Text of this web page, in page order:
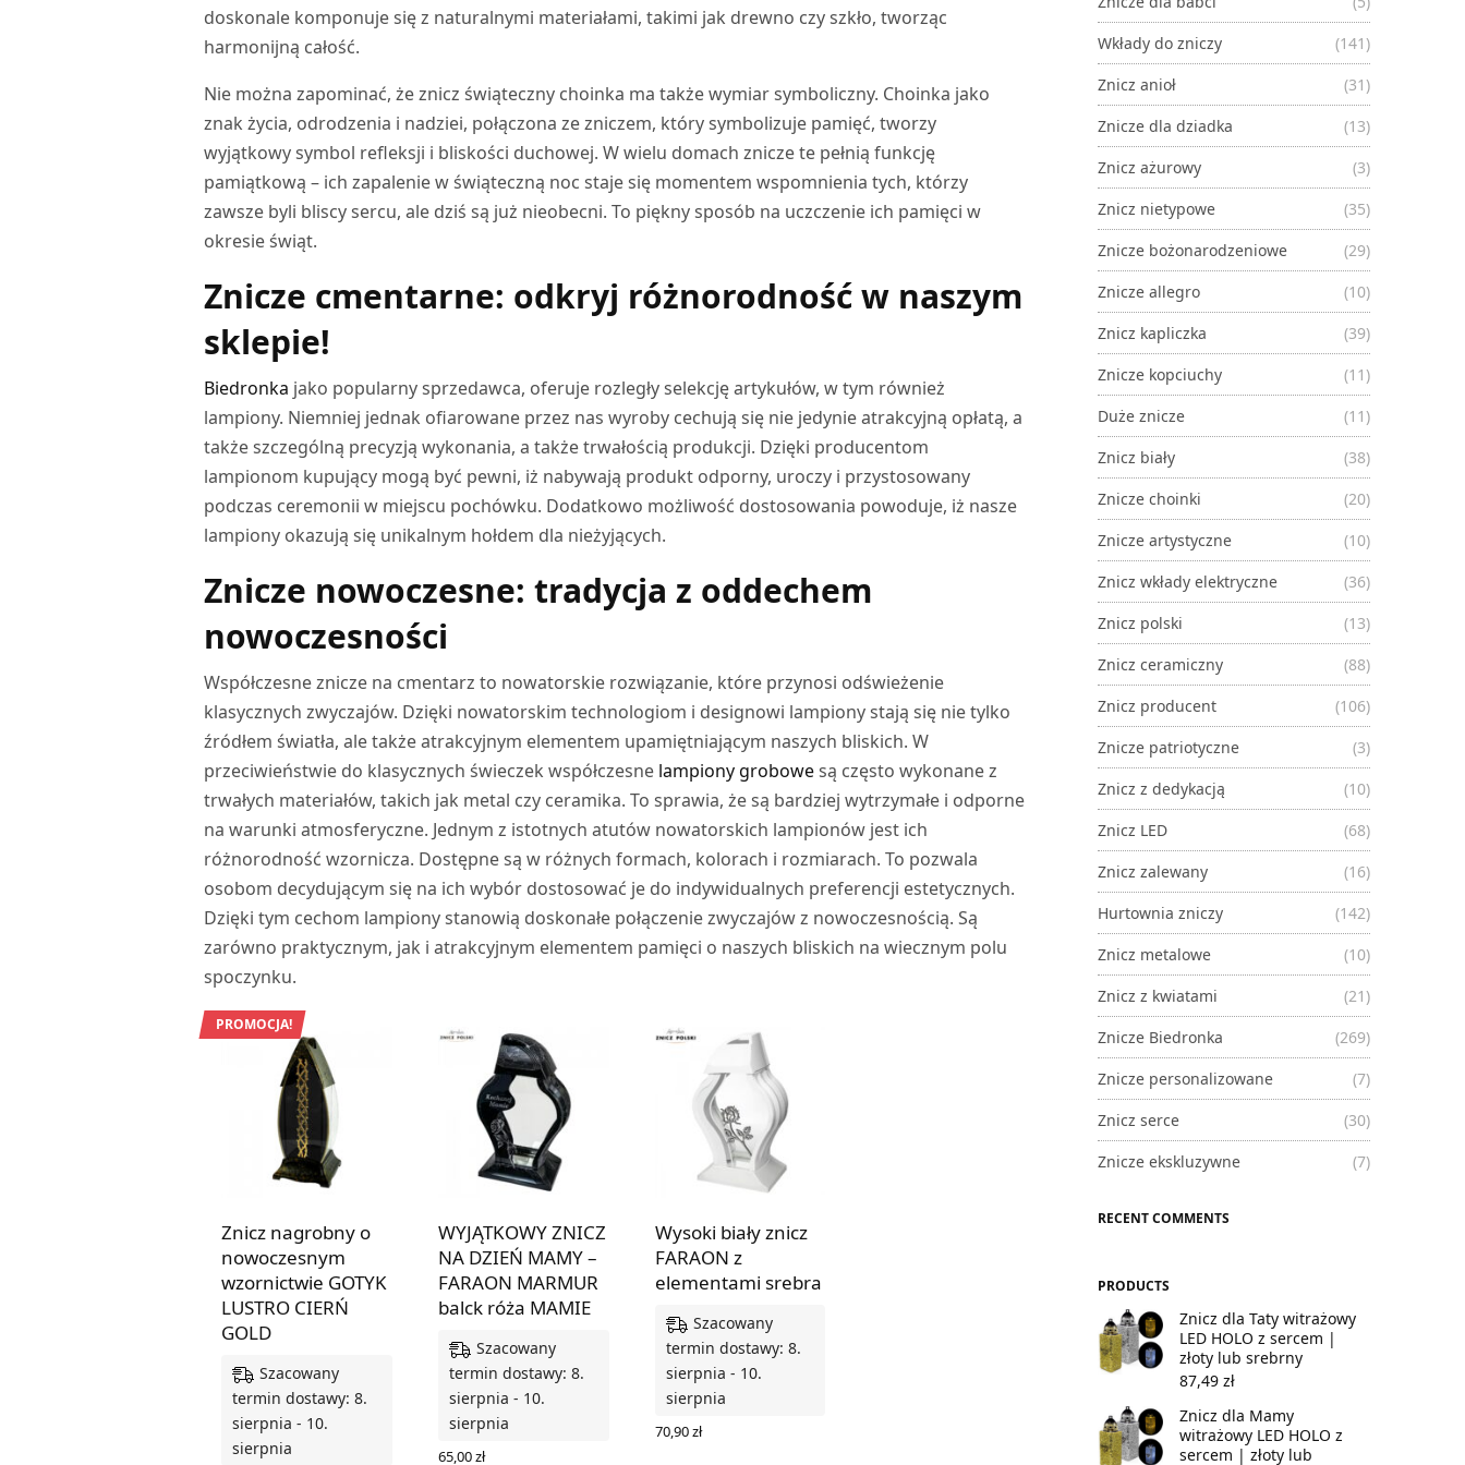
doskonale komponuje się z naturalnymi materiałami, takimi jak drewno czy szkło, tworząc
harmonijną całość.
Nie można zapominać, że znicz świąteczny choinka ma także wymiar symboliczny. Choinka jako
znak życia, odrodzenia i nadziei, połączona ze zniczem, który symbolizuje pamięć, tworzy
wyjątkowy symbol refleksji i bliskości duchowej. W wielu domach znicze te pełnią funkcję
pamiątkową – ich zapalenie w świąteczną noc staje się momentem wspomnienia tych, którzy
zawsze byli bliscy sercu, ale dziś są już nieobecni. To piękny sposób na uczczenie ich pamięci w
okresie świąt.
Znicze cmentarne: odkryj różnorodność w naszym
sklepie!
Biedronka jako popularny sprzedawca, oferuje rozległy selekcję artykułów, w tym również
lampiony. Niemniej jednak ofiarowane przez nas wyroby cechują się nie jedynie atrakcyjną opłatą, a
także szczególną precyzją wykonania, a także trwałością produkcji. Dzięki producentom
lampionom kupujący mogą być pewni, iż nabywają produkt odporny, uroczy i przystosowany
podczas ceremonii w miejscu pochówku. Dodatkowo możliwość dostosowania powoduje, iż nasze
lampiony okazują się unikalnym hołdem dla nieżyjących.
Znicze nowoczesne: tradycja z oddechem
nowoczesności
Współczesne znicze na cmentarz to nowatorskie rozwiązanie, które przynosi odświeżenie
klasycznych zwyczajów. Dzięki nowatorskim technologiom i designowi lampiony stają się nie tylko
źródłem światła, ale także atrakcyjnym elementem upamiętniającym naszych bliskich. W
przeciwieństwie do klasycznych świeczek współczesne lampiony grobowesą często wykonane z
trwałych materiałów, takich jak metal czy ceramika. To sprawia, że są bardziej wytrzymałe i odporne
na warunki atmosferyczne. Jednym z istotnych atutów nowatorskich lampionów jest ich
różnorodność wzornicza. Dostępne są w różnych formach, kolorach i rozmiarach. To pozwala
osobom decydującym się na ich wybór dostosować je do indywidualnych preferencji estetycznych.
Dzięki tym cechom lampiony stanowią doskonałe połączenie zwyczajów z nowoczesnością. Są
zarówno praktycznym, jak i atrakcyjnym elementem pamięci o naszych bliskich na wiecznym polu
spoczynku.
PROMOCJA!
Znicz nagrobny o
nowoczesnym
wzornictwie GOTYK
LUSTRO CIERŃ
GOLD
Szacowany
termin dostawy: 8.
sierpnia - 10.
sierpnia
WYJĄTKOWY ZNICZ
NA DZIEŃ MAMY –
FARAON MARMUR
balck róża MAMIE
Szacowany
termin dostawy: 8.
sierpnia - 10.
sierpnia
65,00zł
Wysoki biały znicz
FARAON z
elementami srebra
Szacowany
termin dostawy: 8.
sierpnia - 10.
sierpnia
70,90zł
Wkłady do zniczy
(141)
Znicz anioł
(31)
Znicze dla dziadka
(13)
Znicz ażurowy
(3)
Znicz nietypowe
(35)
Znicze bożonarodzeniowe
(29)
Znicze allegro
(10)
Znicz kapliczka
(39)
Znicze kopciuchy
(11)
Duże znicze
(11)
Znicz biały
(38)
Znicze choinki
(20)
Znicze artystyczne
(10)
Znicz wkłady elektryczne
(36)
Znicz polski
(13)
Znicz ceramiczny
(88)
Znicz producent
(106)
Znicze patriotyczne
(3)
Znicz z dedykacją
(10)
Znicz LED
(68)
Znicz zalewany
(16)
Hurtownia zniczy
(142)
Znicz metalowe
(10)
Znicz z kwiatami
(21)
Znicze Biedronka
(269)
Znicze personalizowane
(7)
Znicz serce
(30)
Znicze ekskluzywne
(7)
RECENT COMMENTS
PRODUCTS
Znicz dla Taty witrażowy
LED HOLO z sercem |
złoty lub srebrny
87,49 zł
Znicz dla Mamy
witrażowy LED HOLO z
sercem | złoty lub